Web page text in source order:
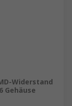
Widerstand
Gehäuse